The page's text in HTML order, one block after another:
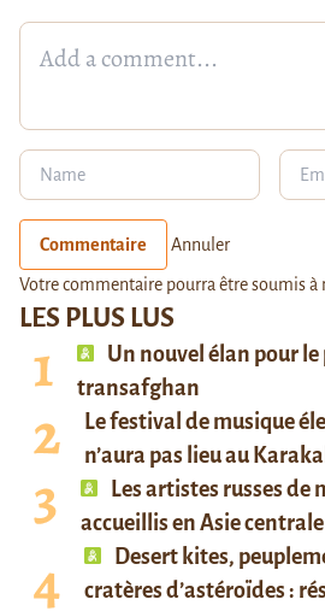
LES PLUS LUS
Un nouvel élan pour
transafghan
Le festival de musique
n’aura pas lieu au
Les artistes russes de
accueillis en Asie centrale
Desert kites,
cratères d’astéroïdes :
Commentaire Annuler
Votre commentaire pourra être soumis à